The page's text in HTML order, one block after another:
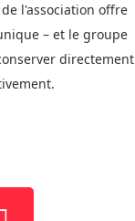
l'association offre
– et le groupe
directement